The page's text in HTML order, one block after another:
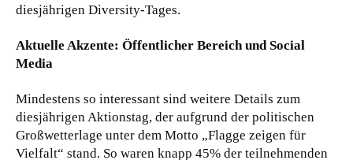
diesjährigen Diversity-Tages.
Aktuelle Akzente: Öffentlicher Bereich und Social
Media
Mindestens so interessant sind weitere Details zum
diesjährigen Aktionstag, der aufgrund der politischen
Großwetterlage unter dem Motto „Flagge zeigen für
Vielfalt“ stand. So waren knapp 45% der teilnehmenden